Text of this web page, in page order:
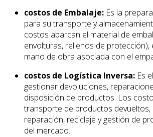
costos de Embalaje: Es la
para su transporte y
costos abarcan el material de
envolturas, rellenos de protección),
mano de obra asociada con el
costos de Logística Inversa: Es
gestionar devoluciones,
disposición de productos. Los
transporte de productos devueltos,
reparación, reciclaje y gestión de
del mercado.